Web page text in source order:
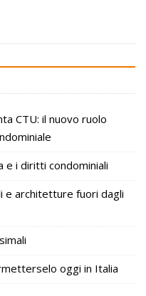
CTU: il nuovo ruolo
e i diritti condominiali
e architetture fuori dagli
oggi in Italia